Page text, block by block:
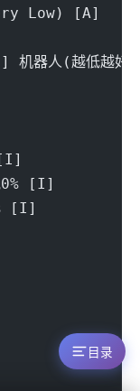
Low) [A]
机器人(越低越
[I]
0% [I]
[I]
目录